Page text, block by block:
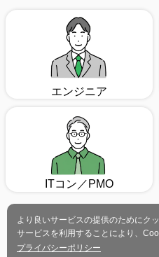
エンジニア
ITコン／PMO
より良いサービスの提供のためにク
サービスを利用することにより、
プライバシーポリシー